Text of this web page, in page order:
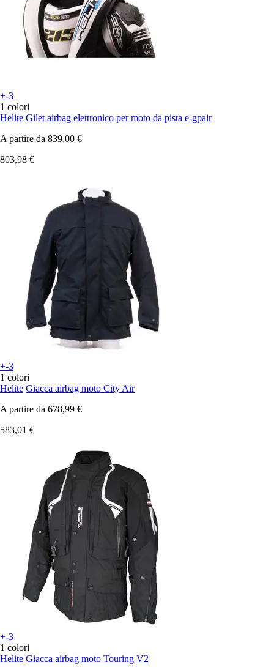
+-3
1 colori
Helite Gilet airbag elettronico per moto da pista e-gpair
A partire da 839,00 €
803,98 €
+-3
1 colori
Helite Giacca airbag moto City Air
A partire da 678,99 €
583,01 €
+-3
1 colori
Helite Giacca airbag moto Touring V2